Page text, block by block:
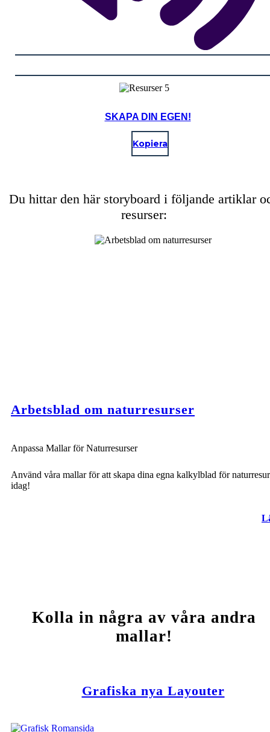
SKAPA DIN EGEN!
Kopiera
Du hittar den här storyboard i följande artiklar
resurser:
Arbetsblad om naturresurser
Anpassa Mallar för Naturresurser
Använd våra mallar för att skapa dina egna kalkylblad för
idag!
Kolla in några av våra andra
mallar!
Grafiska nya Layouter